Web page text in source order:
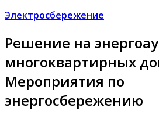
Электросбережение
Решение на
многоквартирных
Мероприятия по
энергосбережению